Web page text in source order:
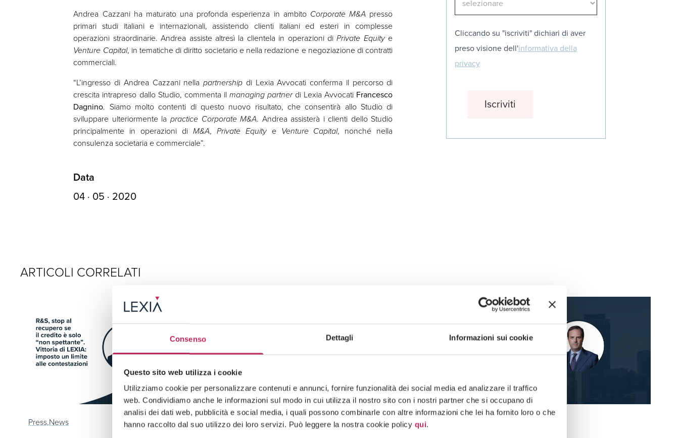
Consenso Dettagli Informazioni sui cookie
Questo sito web utilizza i cookie
Utilizziamo cookie per personalizzare contenuti e annunci, fornire funzionalità dei social media ed analizzare il traffico
web. Condividiamo anche le informazioni sul modo in cui utilizza il nostro sito con i nostri partner che si occupano di
analisi dei dati web, pubblicità e social media, i quali possono combinarle con altre informazioni che lei ha fornito loro o che
hanno raccolto dal suo utilizzo dei loro servizi. Può leggere la nostra cookie policy qui.
Cliccando su "iscriviti" dichiari di aver
preso visione dell'informativa della
privacy
Andrea Cazzani ha maturato una profonda esperienza in ambito Corporate M&A presso
primari studi italiani e internazionali, assistendo clienti italiani ed esteri in complesse
operazioni straordinarie. Andrea assiste altresì la clientela in operazioni diPrivate Equitye
Venture Capital, in tematiche di diritto societario e nella redazione e negoziazione di contratti
commerciali.
“L’ingresso di Andrea Cazzani nellapartnership di Lexia Avvocati conferma il percorso di
crescita intrapreso dallo Studio, commenta il managing partnerdi Lexia Avvocati Francesco
Dagnino. Siamo molto contenti di questo nuovo risultato, che consentirà allo Studio di
sviluppare ulteriormente la practice Corporate M&A. Andrea assisterà i clienti dello Studio
principalmente in operazioni di M&A, Private Equitye Venture Capital, nonché nella
consulenza societaria e commerciale”.
Data
04 · 05 · 2020
ARTICOLI CORRELATI
Press,News News